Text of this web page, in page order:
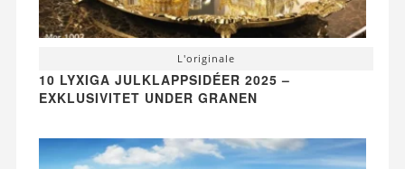
L'originale
10 LYXIGA JULKLAPPSIDÉER 2025 –
EXKLUSIVITET UNDER GRANEN